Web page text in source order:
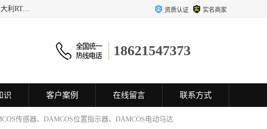
日本SHINDENGEN电磁铁，以色列KAYA采集卡，英国YPS场发射灯丝，英国AGAR钨灯丝，美国KINGSTON安全阀，意大利RTA驱动器，美国MOTT过滤器，美国GENIE过滤器，日本精线NIPPON SEISEN过滤器，法国SAPPEL水表, 德国Thyracont传感器，英国SONTAY压差传感器 美国MPC擦锡布 TB-300-MPC, 德国Matesy磁光分析仪 资质认证 实名商家
18621547373
识 客户案例 在线留言 联系方式
传感器、DAMCOS位置指示器、DAMCOS电动马达